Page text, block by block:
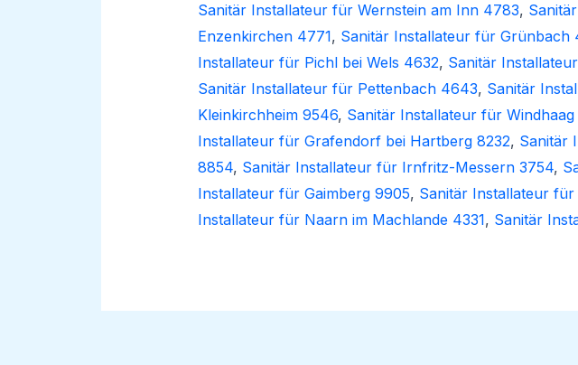
Sanitär Installateur für Wernstein am Inn 4783,
Enzenkirchen 4771, Sanitär Installateur für Grünbach
Installateur für Pichl bei Wels 4632, Sanitär
Sanitär Installateur für Pettenbach 4643, Sanitär
Kleinkirchheim 9546, Sanitär Installateur für
Installateur für Grafendorf bei Hartberg 8232, Sanitär
8854, Sanitär Installateur für Irnfritz-Messern 3754,
Installateur für Gaimberg 9905, Sanitär Installateur
Installateur für Naarn im Machlande 4331, Sanitär